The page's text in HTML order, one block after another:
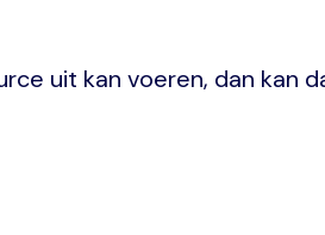
uit kan voeren, dan kan